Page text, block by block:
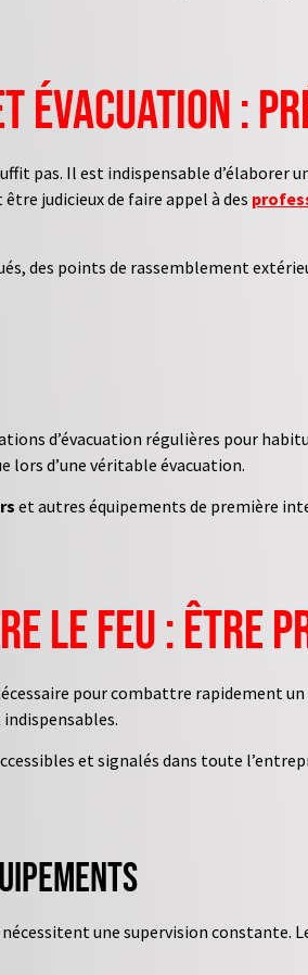
évacuation :
pas. Il est indispensable d’élaborer
judicieux de faire appel à des
des points de rassemblement
d’évacuation régulières pour
lors d’une véritable évacuation.
et autres équipements de première
le feu : être
pour combattre rapidement
et signalés dans toute
une supervision constante.